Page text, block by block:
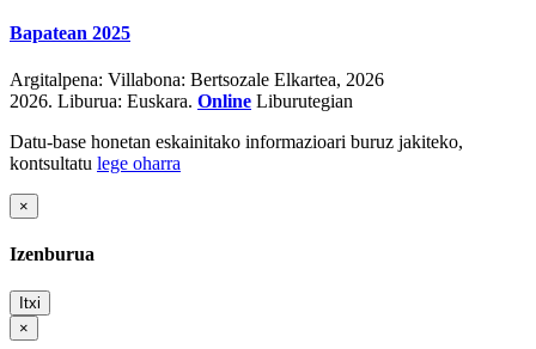
Bapatean 2025
Argitalpena: Villabona: Bertsozale Elkartea, 2026
2026. Liburua: Euskara. Online Liburutegian
Datu-base honetan eskainitako informazioari buruz jakiteko,
kontsultatu lege oharra
×
Izenburua
Itxi
×